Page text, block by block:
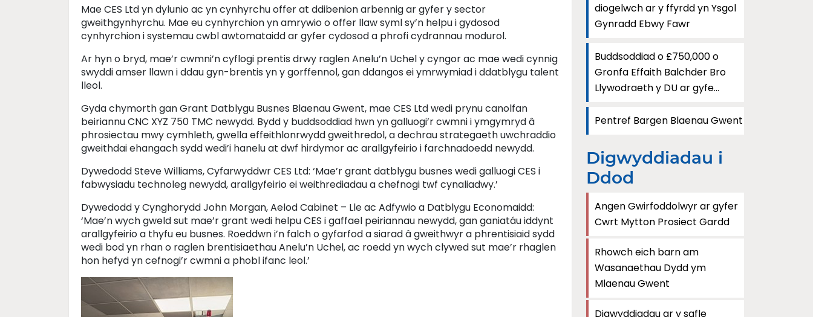
Mae CES Ltd yn dylunio ac yn cynhyrchu offer at ddibenion arbennig ar gyfer y sector
gweithgynhyrchu. Mae eu cynhyrchion yn amrywio o offer llaw syml sy’n helpu i gydosod
cynhyrchion i systemau cwbl awtomataidd ar gyfer cydosod a phrofi cydrannau modurol.
Ar hyn o bryd, mae’r cwmni’n cyflogi prentis drwy raglen Anelu’n Uchel y cyngor ac mae wedi cynnig
swyddi amser llawn i ddau gyn-brentis yn y gorffennol, gan ddangos ei ymrwymiad i ddatblygu talent
lleol.
Gyda chymorth gan Grant Datblygu Busnes Blaenau Gwent, mae CES Ltd wedi prynu canolfan
beiriannu CNC XYZ 750 TMC newydd. Bydd y buddsoddiad hwn yn galluogi’r cwmni i ymgymryd â
phrosiectau mwy cymhleth, gwella effeithlonrwydd gweithredol, a dechrau strategaeth uwchraddio
gweithdai ehangach sydd wedi’i hanelu at dwf hirdymor ac arallgyfeirio i farchnadoedd newydd.
Dywedodd Steve Williams, Cyfarwyddwr CES Ltd: ‘Mae’r grant datblygu busnes wedi galluogi CES i
fabwysiadu technoleg newydd, arallgyfeirio ei weithrediadau a chefnogi twf cynaliadwy.’
Dywedodd y Cynghorydd John Morgan, Aelod Cabinet – Lle ac Adfywio a Datblygu Economaidd:
‘Mae’n wych gweld sut mae’r grant wedi helpu CES i gaffael peiriannau newydd, gan ganiatáu iddynt
arallgyfeirio a thyfu eu busnes. Roeddwn i’n falch o gyfarfod a siarad â gweithwyr a phrentisiaid sydd
wedi bod yn rhan o raglen brentisiaethau Anelu’n Uchel, ac roedd yn wych clywed sut mae’r rhaglen
hon hefyd yn cefnogi’r cwmni a phobl ifanc leol.’
diogelwch ar y ffyrdd yn Ysgol
Gynradd Ebwy Fawr
Buddsoddiad o £750,000 o
Gronfa Effaith Balchder Bro
Llywodraeth y DU ar gyfe...
Pentref Bargen Blaenau Gwent
Digwyddiadau i
Ddod
Angen Gwirfoddolwyr ar gyfer
Cwrt Mytton Prosiect Gardd
Rhowch eich barn am
Wasanaethau Dydd ym
Mlaenau Gwent
Digwyddiadau ar y safle